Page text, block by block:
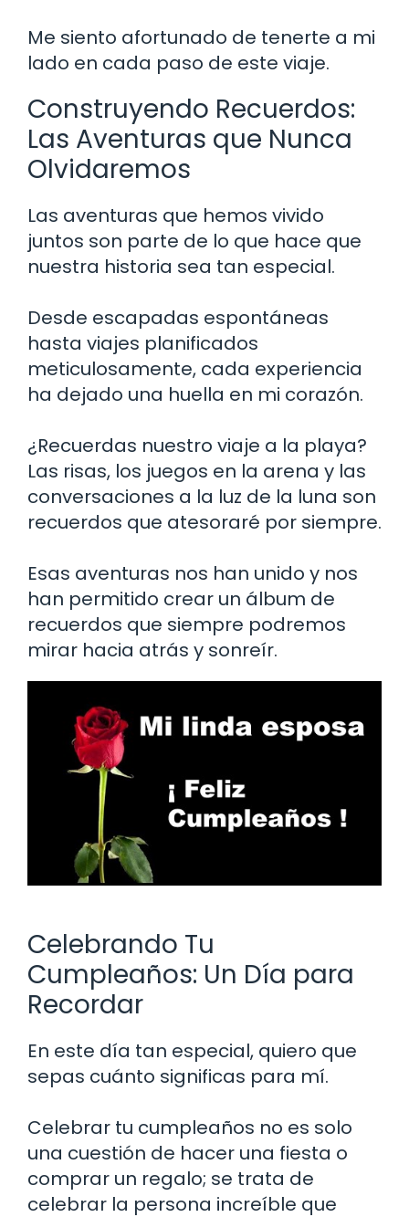
Me siento afortunado de tenerte a mi
lado en cada paso de este viaje.
Construyendo Recuerdos:
Las Aventuras que Nunca
Olvidaremos
Las aventuras que hemos vivido
juntos son parte de lo que hace que
nuestra historia sea tan especial.
Desde escapadas espontáneas
hasta viajes planificados
meticulosamente, cada experiencia
ha dejado una huella en mi corazón.
¿Recuerdas nuestro viaje a la playa?
Las risas, los juegos en la arena y las
conversaciones a la luz de la luna son
recuerdos que atesoraré por siempre.
Esas aventuras nos han unido y nos
han permitido crear un álbum de
recuerdos que siempre podremos
mirar hacia atrás y sonreír.
Celebrando Tu
Cumpleaños: Un Día para
Recordar
En este día tan especial, quiero que
sepas cuánto significas para mí.
Celebrar tu cumpleaños no es solo
una cuestión de hacer una fiesta o
comprar un regalo; se trata de
celebrar la persona increíble que